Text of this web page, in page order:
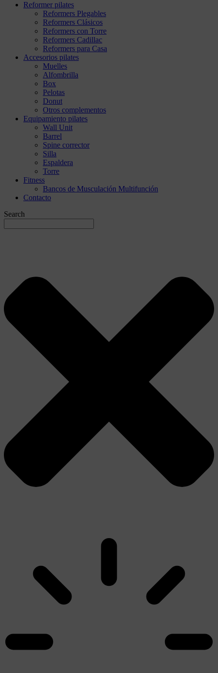
Reformer pilates
Reformers Plegables
Reformers Clásicos
Reformers con Torre
Reformers Cadillac
Reformers para Casa
Accesorios pilates
Muelles
Alfombrilla
Box
Pelotas
Donut
Otros complementos
Equipamiento pilates
Wall Unit
Barrel
Spine corrector
Silla
Espaldera
Torre
Fitness
Bancos de Musculación Multifunción
Contacto
Search